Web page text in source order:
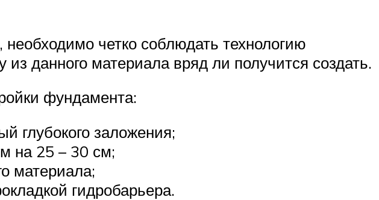
четко соблюдать технологию
данного материала вряд ли получится создать.
фундамента:
глубокого заложения;
на 25 – 30 см;
материала;
гидробарьера.